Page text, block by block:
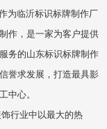
为临沂标识标牌制作厂
作，是一家为客户提供
务的山东标识标牌制作
誉求发展，打造最具影
中心。
行业中以最大的热